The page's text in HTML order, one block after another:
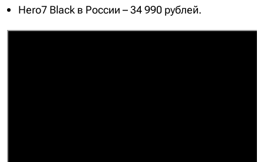
Hero7 Black в России – 34 990 рублей.